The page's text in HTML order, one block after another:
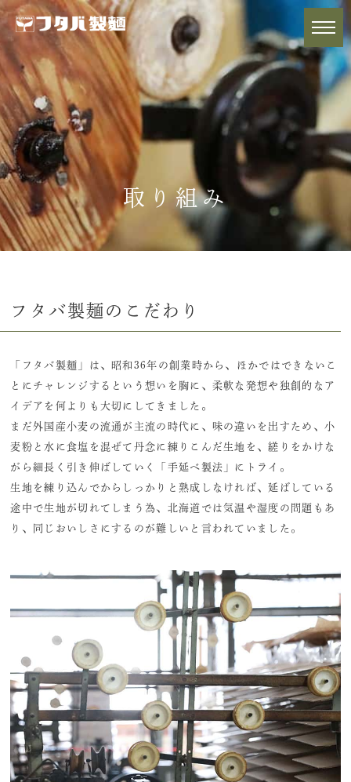
取り組み
フタバ製麺のこだわり
「フタバ製麺」は、昭和36年の創業時から、ほかではできないこ
とにチャレンジするという想いを胸に、柔軟な発想や独創的なア
イデアを何よりも大切にしてきました。
まだ外国産小麦の流通が主流の時代に、味の違いを出すため、小
麦粉と水に食塩を混ぜて丹念に練りこんだ生地を、縒りをかけな
がら細長く引き伸ばしていく「手延べ製法」にトライ。
生地を練り込んでからしっかりと熟成しなければ、延ばしている
途中で生地が切れてしまう為、北海道では気温や湿度の問題もあ
り、同じおいしさにするのが難しいと言われていました。